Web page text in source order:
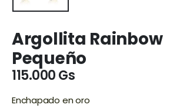
Argollita Rainbow
Pequeño
115.000Gs
Enchapado en oro